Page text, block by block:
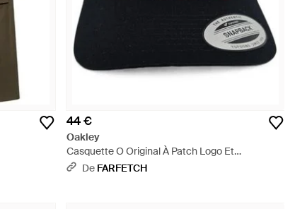
44 €
Oakley
Casquette O Original À Patch Logo Et
Empiècements En Mesh - Rouge
De FARFETCH